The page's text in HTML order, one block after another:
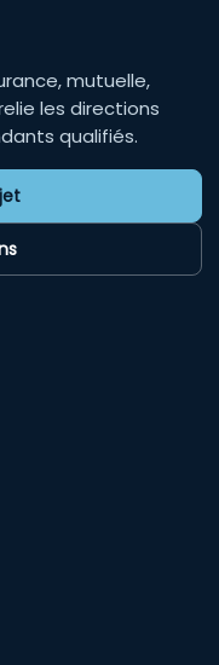
mutuelle,
les directions
qualifiés.